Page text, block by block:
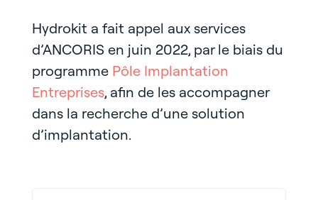
Hydrokit a fait appel aux services
d’ANCORIS en juin 2022, par le biais du
programme Pôle Implantation
Entreprises, afin de les accompagner
dans la recherche d’une solution
d’implantation.